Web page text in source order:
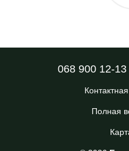
068 900 12-13
Полная